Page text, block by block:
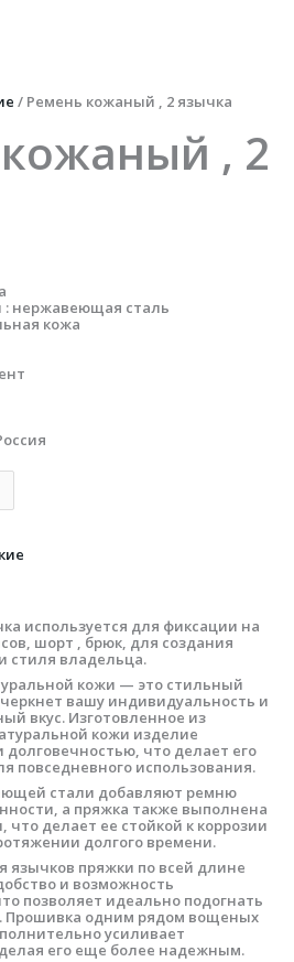
/ Ремень кожаный , 2 язычка
, 2
нержавеющая сталь
кожа
используется для фиксации на
шорт , брюк, для создания
стиля владельца.
кожи — это стильный
вашу индивидуальность и
вкус. Изготовленное из
кожи изделие
что делает его
повседневного использования.
стали добавляют ремню
а пряжка также выполнена
делает ее стойкой к коррозии
долгого времени.
язычков пряжки по всей длине
и возможность
позволяет идеально подогнать
Прошивка одним рядом вощеных
усиливает
его еще более надежным.